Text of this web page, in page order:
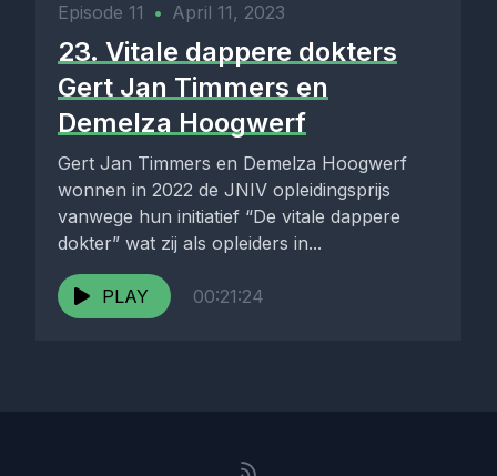
Episode 11 • April 11, 2023
23. Vitale dappere dokters
Gert Jan Timmers en
Demelza Hoogwerf
Gert Jan Timmers en Demelza Hoogwerf
wonnen in 2022 de JNIV opleidingsprijs
vanwege hun initiatief “De vitale dappere
dokter” wat zij als opleiders in...
PLAY 00:21:24